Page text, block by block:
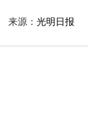
来源：光明日报